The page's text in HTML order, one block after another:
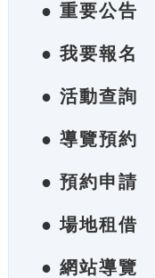
● 重要公告
● 我要報名
● 活動查詢
● 導覽預約
● 預約申請
● 場地租借
● 網站導覽